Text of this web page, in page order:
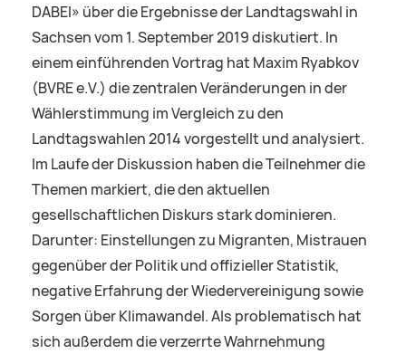
DABEI» über die Ergebnisse der Landtagswahl in
Sachsen vom 1. September 2019 diskutiert. In
einem einführenden Vortrag hat Maxim Ryabkov
(BVRE e.V.) die zentralen Veränderungen in der
Wählerstimmung im Vergleich zu den
Landtagswahlen 2014 vorgestellt und analysiert.
Im Laufe der Diskussion haben die Teilnehmer die
Themen markiert, die den aktuellen
gesellschaftlichen Diskurs stark dominieren.
Darunter: Einstellungen zu Migranten, Mistrauen
gegenüber der Politik und offizieller Statistik,
negative Erfahrung der Wiedervereinigung sowie
Sorgen über Klimawandel. Als problematisch hat
sich außerdem die verzerrte Wahrnehmung